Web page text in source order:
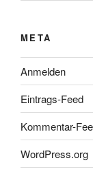
META
Anmelden
Eintrags-Feed
Kommentar-
WordPress.org